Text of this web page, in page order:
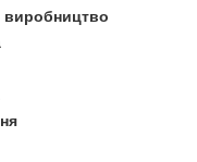
виробництво